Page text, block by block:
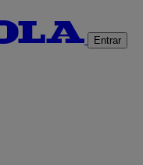
Entrar